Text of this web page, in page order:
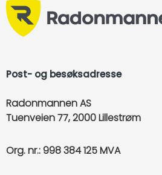
Post- og besøksadresse
Radonmannen AS
Tuenveien 77, 2000 Lillestrøm
Org. nr.: 998 384 125 MVA